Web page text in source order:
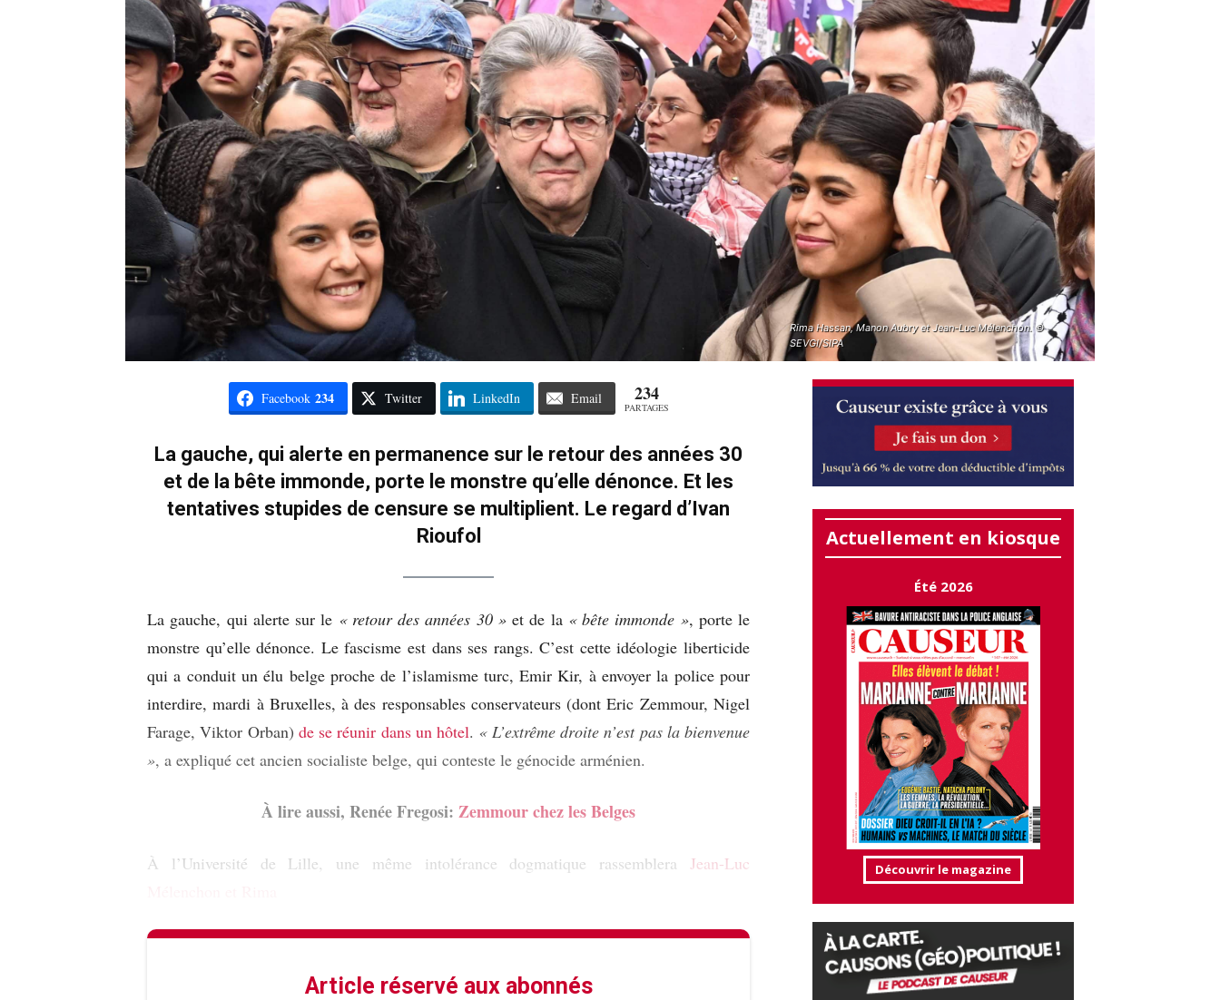
Rima Hassan, Manon Aubry et Jean-Luc Mélenchon. ©
SEVGI/SIPA
Facebook 234 Twitter LinkedIn Email 234
PARTAGES
La gauche, qui alerte en permanence sur le retour des années 30
et de la bête immonde, porte le monstre qu’elle dénonce. Et les
tentatives stupides de censure se multiplient. Le regard d’Ivan
Rioufol
La gauche, qui alerte sur le « retour des années 30 »et de la « bête immonde », porte le
monstre qu’elle dénonce. Le fascisme est dans ses rangs. C’est cette idéologie liberticide
qui a conduit un élu belge proche de l’islamisme turc, Emir Kir, à envoyer la police pour
interdire, mardi à Bruxelles, à des responsables conservateurs (dont Eric Zemmour, Nigel
Farage, Viktor Orban) de se réunir dans un hôtel. « L’extrême droite n’est pas la bienvenue
», a expliqué cet ancien socialiste belge, qui conteste le génocide arménien.
À lire aussi, Renée Fregosi: Zemmour chez les Belges
À l’Université de Lille, une même intolérance dogmatique rassemblera Jean-Luc
Article réservé aux abonnés
Actuellement en kiosque
Été 2026
Découvrir le magazine